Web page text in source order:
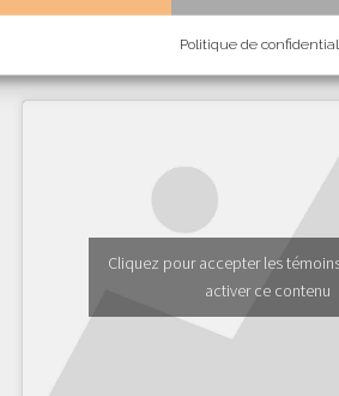
Politique de
Cliquez pour accepter les
activer ce contenu